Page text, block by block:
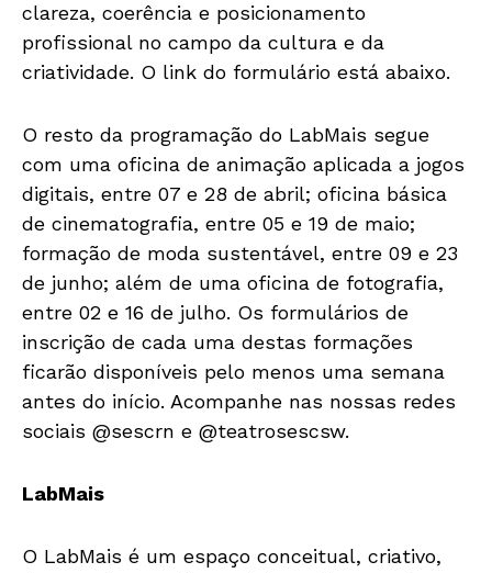
clareza, coerência e posicionamento
profissional no campo da cultura e da
criatividade. O link do formulário está abaixo.
O resto da programação do LabMais segue
com uma oficina de animação aplicada a jogos
digitais, entre 07 e 28 de abril; oficina básica
de cinematografia, entre 05 e 19 de maio;
formação de moda sustentável, entre 09 e 23
de junho; além de uma oficina de fotografia,
entre 02 e 16 de julho. Os formulários de
inscrição de cada uma destas formações
ficarão disponíveis pelo menos uma semana
antes do início. Acompanhe nas nossas redes
sociais @sescrn e @teatrosescsw.
LabMais
O LabMais é um espaço conceitual, criativo,